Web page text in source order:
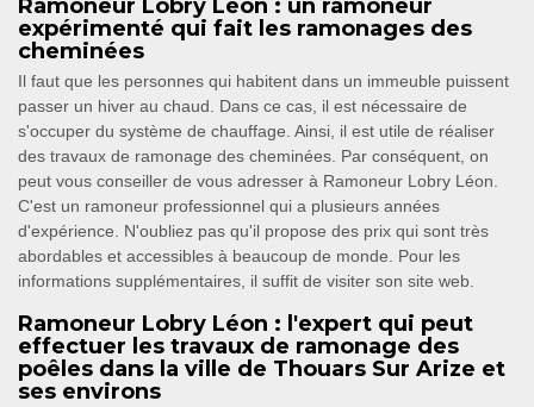
Ramoneur Lobry Léon : un ramoneur
expérimenté qui fait les ramonages des
cheminées
Il faut que les personnes qui habitent dans un immeuble puissent
passer un hiver au chaud. Dans ce cas, il est nécessaire de
s'occuper du système de chauffage. Ainsi, il est utile de réaliser
des travaux de ramonage des cheminées. Par conséquent, on
peut vous conseiller de vous adresser à Ramoneur Lobry Léon.
C'est un ramoneur professionnel qui a plusieurs années
d'expérience. N'oubliez pas qu'il propose des prix qui sont très
abordables et accessibles à beaucoup de monde. Pour les
informations supplémentaires, il suffit de visiter son site web.
Ramoneur Lobry Léon : l'expert qui peut
effectuer les travaux de ramonage des
poêles dans la ville de Thouars Sur Arize et
ses environs